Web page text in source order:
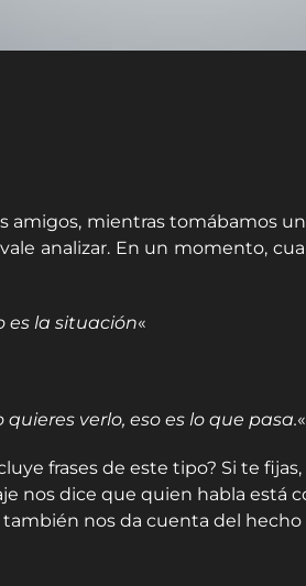
amigos, mientras tomábamos
analizar. En un momento,
es la situación«
verlo, eso es lo que pasa.«
frases de este tipo? Si te
nos dice que quien habla está
también nos da cuenta del